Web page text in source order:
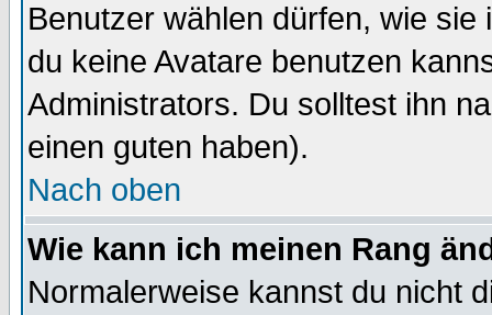
Benutzer wählen dürfen, wie
du keine Avatare benutzen
Administrators. Du solltest ihn
einen guten haben).
Nach oben
Wie kann ich meinen Rang
Normalerweise kannst du nicht